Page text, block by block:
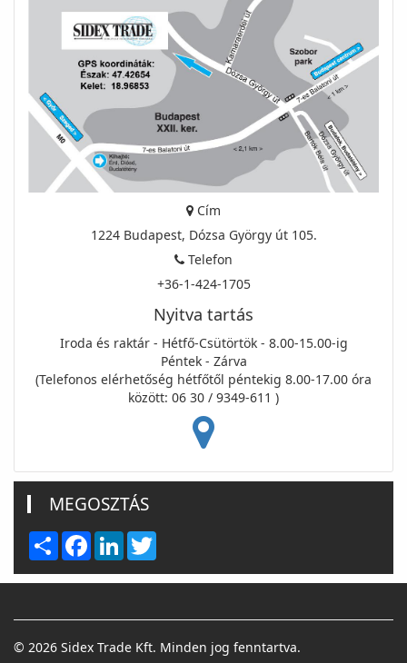
Cím
1224 Budapest, Dózsa György út 105.
Telefon
+36-1-424-1705
Nyitva tartás
Iroda és raktár - Hétfő-Csütörtök - 8.00-15.00-ig
Péntek - Zárva
(Telefonos elérhetőség hétfőtől péntekig 8.00-17.00 óra
között: 06 30 / 9349-611 )
MEGOSZTÁS
Share FacebookLinkedIn
© 2026 Sidex Trade Kft. Minden jog fenntartva.